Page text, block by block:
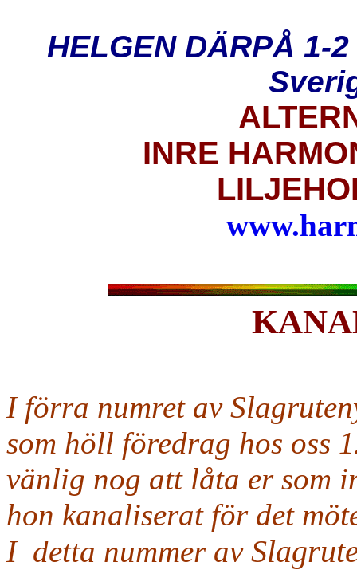
HELGEN DÄRPÅ 1-
INRE
I förra numret av
som höll föredrag hos oss
vänlig nog att låta er som
hon kanaliserat för det
I detta nummer av